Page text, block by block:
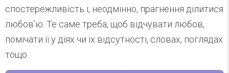
спостережливість і, неодмінно, прагнення ділитися
любов’ю. Те саме треба, щоб відчувати любов,
помічати її у діях чи їх відсутності, словах, поглядах
тощо.